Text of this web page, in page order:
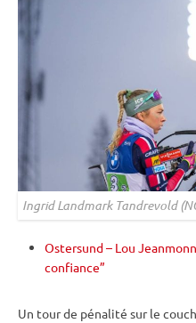
Ingrid Landmark Tandrevold
Ostersund – Lou
confiance”
Un tour de pénalité sur le